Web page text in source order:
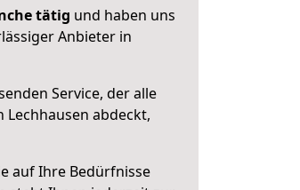
tätig und haben uns
Anbieter in
Service, der alle
abdeckt,
auf Ihre Bedürfnisse